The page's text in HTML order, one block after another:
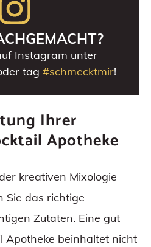
Instagram unter
tag #schmecktmir!
Ihrer
Apotheke
kreativen Mixologie
Sie das richtige
Zutaten. Eine gut
Apotheke beinhaltet nicht